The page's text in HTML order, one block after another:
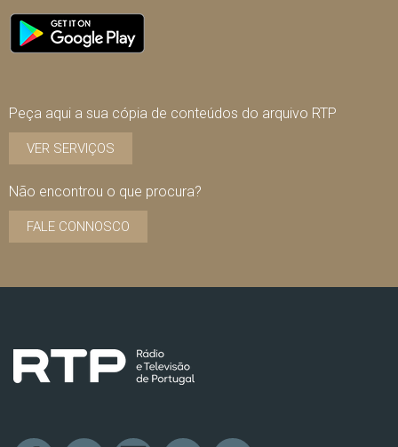
Peça aqui a sua cópia de conteúdos do arquivo RTP
VER SERVIÇOS
Não encontrou o que procura?
FALE CONNOSCO